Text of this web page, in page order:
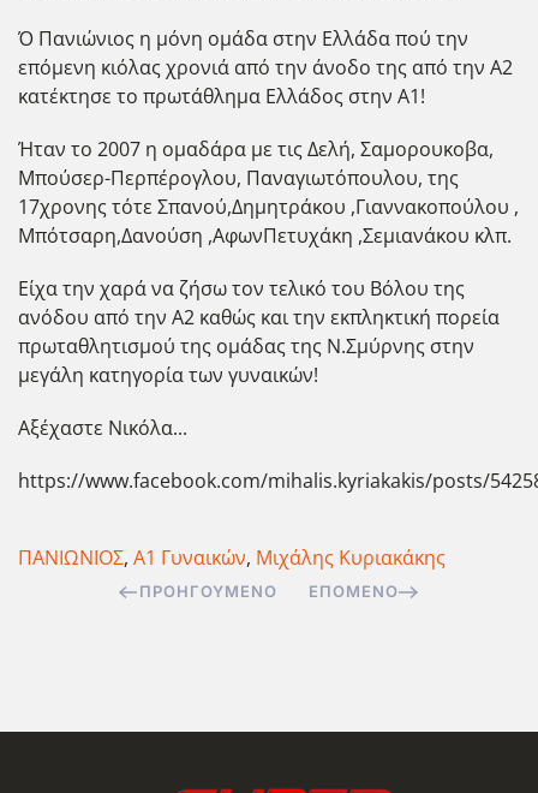
Ό Πανιώνιος η μόνη ομάδα στην Ελλάδα πού την
επόμενη κιόλας χρονιά από την άνοδο της από την Α2
κατέκτησε το πρωτάθλημα Ελλάδος στην Α1!
Ήταν το 2007 η ομαδάρα με τις Δελή, Σαμορουκοβα,
Μπούσερ-Περπέρογλου, Παναγιωτόπουλου, της
17χρονης τότε Σπανού,Δημητράκου ,Γιαννακοπούλου ,
Μπότσαρη,Δανούση ,ΑφωνΠετυχάκη ,Σεμιανάκου κλπ.
Είχα την χαρά να ζήσω τον τελικό του Βόλου της
ανόδου από την Α2 καθώς και την εκπληκτική πορεία
πρωταθλητισμού της ομάδας της Ν.Σμύρνης στην
μεγάλη κατηγορία των γυναικών!
Αξέχαστε Νικόλα...
https://www.facebook.com/mihalis.kyriakakis/posts/
ΠΑΝΙΩΝΙΟΣ, Α1 Γυναικών, Μιχάλης Κυριακάκης
ΠΡΟΗΓΟΎΜΕΝΟ ΕΠΌΜΕΝΟ